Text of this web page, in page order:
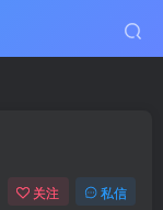
关注 私信